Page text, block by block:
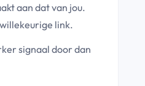
aan dat van jou.
link.
signaal door dan